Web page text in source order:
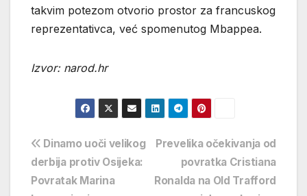
takvim potezom otvorio prostor za francuskog
reprezentativca, već spomenutog Mbappea.
Izvor: narod.hr
Navigacija
objava
Prevelika očekivanja od
povratka Cristiana
Ronalda na Old Trafford
Dinamo uoči velikog
derbija protiv Osijeka:
Povratak Marina